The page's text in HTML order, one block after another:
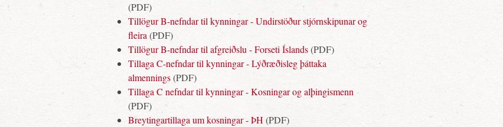
(PDF)
Tillögur B-nefndar til kynningar - Undirstöður stjórnskipunar og
fleira (PDF)
Tillögur B-nefndar til afgreiðslu - Forseti Íslands(PDF)
Tillaga C-nefndar til kynningar - Lýðræðisleg þáttaka
almennings(PDF)
Tillaga C nefndar til kynningar - Kosningar og alþingismenn
(PDF)
Breytingartillaga um kosningar - ÞH (PDF)